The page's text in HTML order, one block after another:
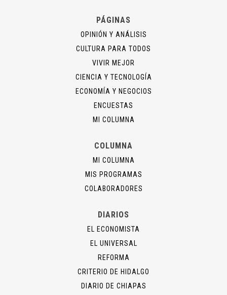
PÁGINAS
OPINIÓN Y ANÁLISIS
CULTURA PARA TODOS
VIVIR MEJOR
CIENCIA Y TECNOLOGÍA
ECONOMÍA Y NEGOCIOS
ENCUESTAS
MI COLUMNA
COLUMNA
MI COLUMNA
MIS PROGRAMAS
COLABORADORES
DIARIOS
EL ECONOMISTA
EL UNIVERSAL
REFORMA
CRITERIO DE HIDALGO
DIARIO DE CHIAPAS